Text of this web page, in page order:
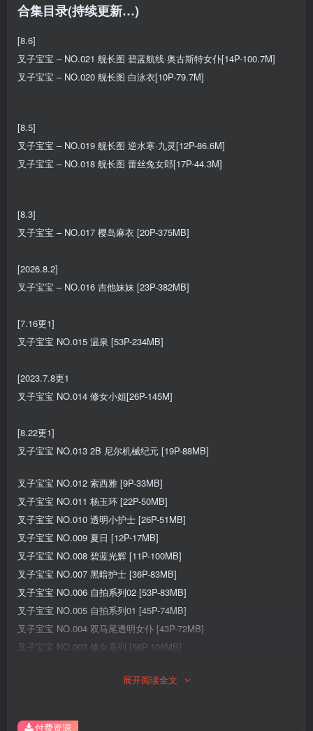
合集目录(持续更新…)
[8.6]
叉子宝宝 – NO.021 舰长图 碧蓝航线·奥古斯特女仆[14P-100.7M]
叉子宝宝 – NO.020 舰长图 白泳衣[10P-79.7M]
[8.5]
叉子宝宝 – NO.019 舰长图 逆水寒·九灵[12P-86.6M]
叉子宝宝 – NO.018 舰长图 蕾丝兔女郎[17P-44.3M]
[8.3]
叉子宝宝 – NO.017 樱岛麻衣 [20P-375MB]
[2026.8.2]
叉子宝宝 – NO.016 吉他妹妹 [23P-382MB]
[7.16更1]
叉子宝宝 NO.015 温泉 [53P-234MB]
[2023.7.8更1
叉子宝宝 NO.014 修女小姐[26P-145M]
[8.22更1]
叉子宝宝 NO.013 2B 尼尔机械纪元 [19P-88MB]
叉子宝宝 NO.012 索西雅 [9P-33MB]
叉子宝宝 NO.011 杨玉环 [22P-50MB]
叉子宝宝 NO.010 透明小护士 [26P-51MB]
叉子宝宝 NO.009 夏日 [12P-17MB]
叉子宝宝 NO.008 碧蓝光辉 [11P-100MB]
叉子宝宝 NO.007 黑暗护士 [36P-83MB]
叉子宝宝 NO.006 自拍系列02 [53P-83MB]
叉子宝宝 NO.005 自拍系列01 [45P-74MB]
叉子宝宝 NO.004 双马尾透明女仆 [43P-72MB]
叉子宝宝 NO.003 修女系列 [56P-106MB]
叉子宝宝 NO.001 蓝白少女 [41P-66MB]
展开阅读全文
付费资源